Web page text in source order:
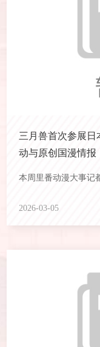
三月兽首次参展
动与原创国漫情报
本周里番动漫大事记
2026-03-05